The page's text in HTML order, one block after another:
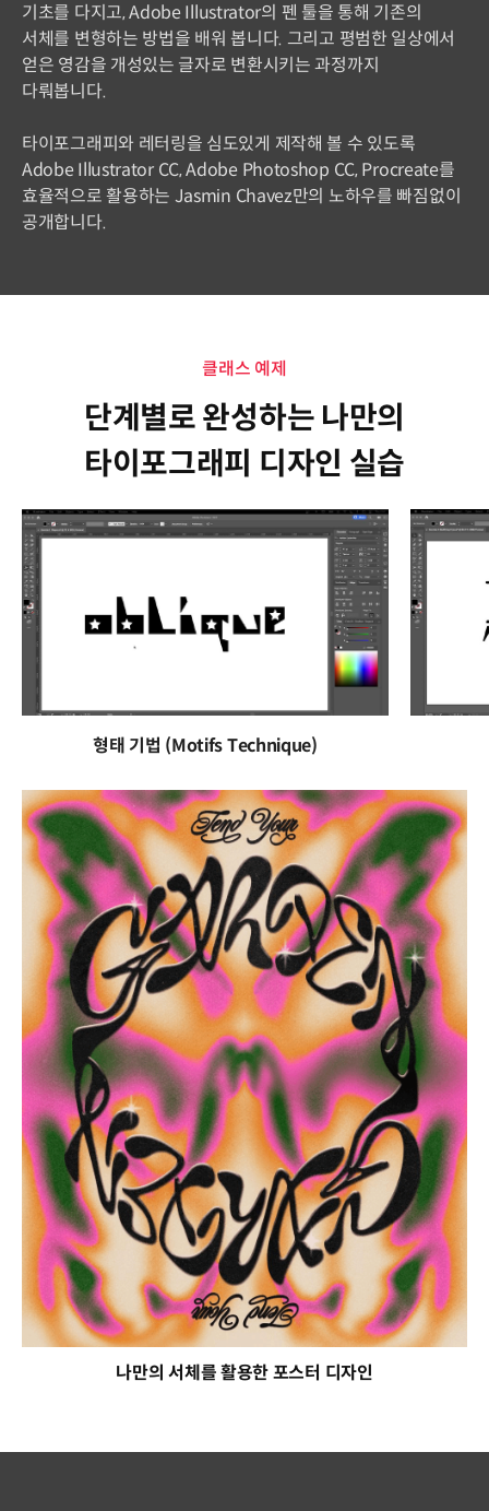
기초를 다지고, Adobe Illustrator의 펜 툴을 통해 기존의
서체를 변형하는 방법을 배워 봅니다. 그리고 평범한 일상에서
얻은 영감을 개성있는 글자로 변환시키는 과정까지
다뤄봅니다.
타이포그래피와 레터링을 심도있게 제작해 볼 수 있도록
Adobe Illustrator CC, Adobe Photoshop CC, Procreate를
효율적으로 활용하는 Jasmin Chavez만의 노하우를 빠짐없이
공개합니다.
클래스 예제
단계별로 완성하는 나만의
타이포그래피 디자인 실습
형태 기법 (Motifs Technique)
나만의 서체를 활용한 포스터 디자인